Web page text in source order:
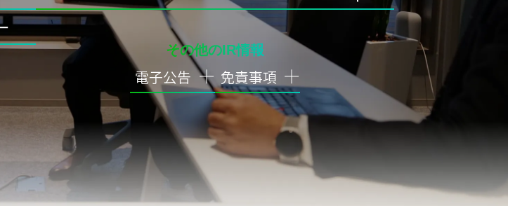
その他のIR情報
電子公告 免責事項